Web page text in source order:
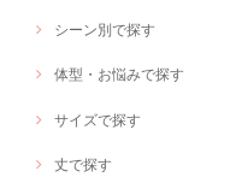
シーン別で探す
体型・お悩みで探す
サイズで探す
丈で探す